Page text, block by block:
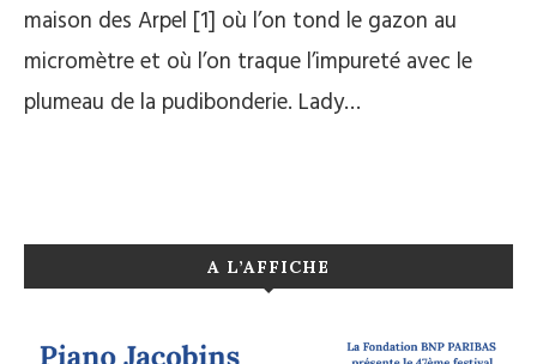
maison des Arpel [1] où l’on tond le gazon au
micromètre et où l’on traque l’impureté avec le
plumeau de la pudibonderie. Lady…
A L’AFFICHE